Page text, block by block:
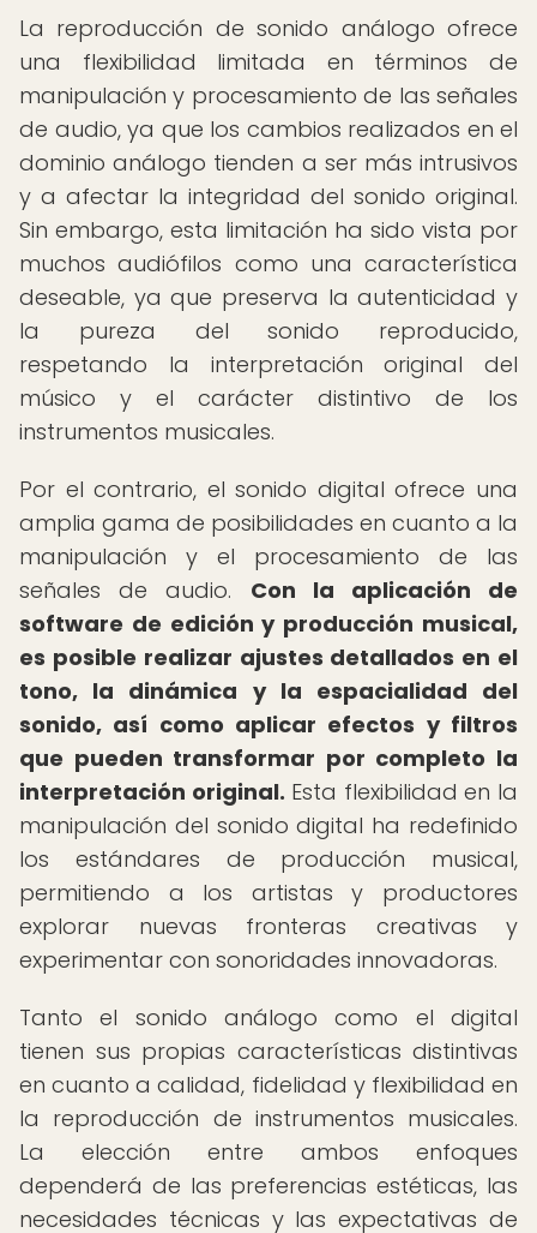
La reproducción de sonido análogo ofrece
una flexibilidad limitada en términos de
manipulación y procesamiento de las señales
de audio, ya que los cambios realizados en el
dominio análogo tienden a ser más intrusivos
y a afectar la integridad del sonido original.
Sin embargo, esta limitación ha sido vista por
muchos audiófilos como una característica
deseable, ya que preserva la autenticidad y
la pureza del sonido reproducido,
respetando la interpretación original del
músico y el carácter distintivo de los
instrumentos musicales.
Por el contrario, el sonido digital ofrece una
amplia gama de posibilidades en cuanto a la
manipulación y el procesamiento de las
señales de audio. Con la aplicación de
software de edición y producción musical,
es posible realizar ajustes detallados en el
tono, la dinámica y la espacialidad del
sonido, así como aplicar efectos y filtros
que pueden transformar por completo la
interpretación original. Esta flexibilidad en la
manipulación del sonido digital ha redefinido
los estándares de producción musical,
permitiendo a los artistas y productores
explorar nuevas fronteras creativas y
experimentar con sonoridades innovadoras.
Tanto el sonido análogo como el digital
tienen sus propias características distintivas
en cuanto a calidad, fidelidad y flexibilidad en
la reproducción de instrumentos musicales.
La elección entre ambos enfoques
dependerá de las preferencias estéticas, las
necesidades técnicas y las expectativas de